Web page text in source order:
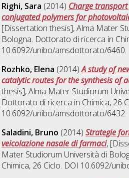
Righi, Sara (2014) Charge
conjugated polymers for
[Dissertation thesis], Alma Mater
Bologna. Dottorato di ricerca in
10.6092/unibo/amsdottorato/6460.
Rozhko, Elena (2014)A study of
catalytic routes for the synthesis of
thesis], Alma Mater Studiorum
Dottorato di ricerca in Chimica, 26
10.6092/unibo/amsdottorato/6432.
Saladini, Bruno (2014)Strategie
veicolazione nasale di farmaci,
Mater Studiorum Università di
Chimica, 26 Ciclo. DOI 10.6092/